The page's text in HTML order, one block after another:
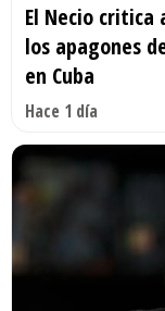
El Necio critica
los apagones
en Cuba
Hace 1 día